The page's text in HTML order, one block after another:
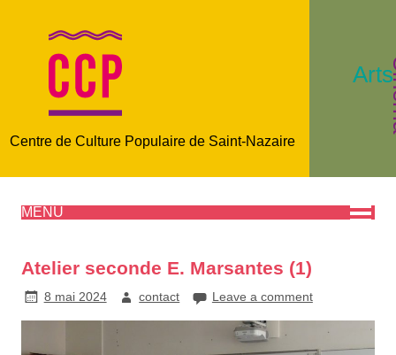
Centre de Culture Populaire de Saint-Nazaire
MENU
Atelier seconde E. Marsantes (1)
8 mai 2024 contact Leave a comment